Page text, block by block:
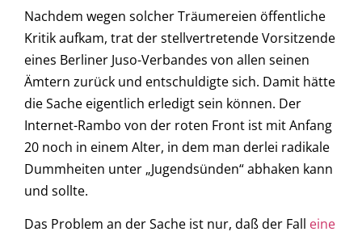
Nachdem wegen solcher Träumereien öffentliche
Kritik aufkam, trat der stellvertretende Vorsitzende
eines Berliner Juso-Verbandes von allen seinen
Ämtern zurück und entschuldigte sich. Damit hätte
die Sache eigentlich erledigt sein können. Der
Internet-Rambo von der roten Front ist mit Anfang
20 noch in einem Alter, in dem man derlei radikale
Dummheiten unter „Jugendsünden“ abhaken kann
und sollte.
Das Problem an der Sache ist nur, daß der Fall eine